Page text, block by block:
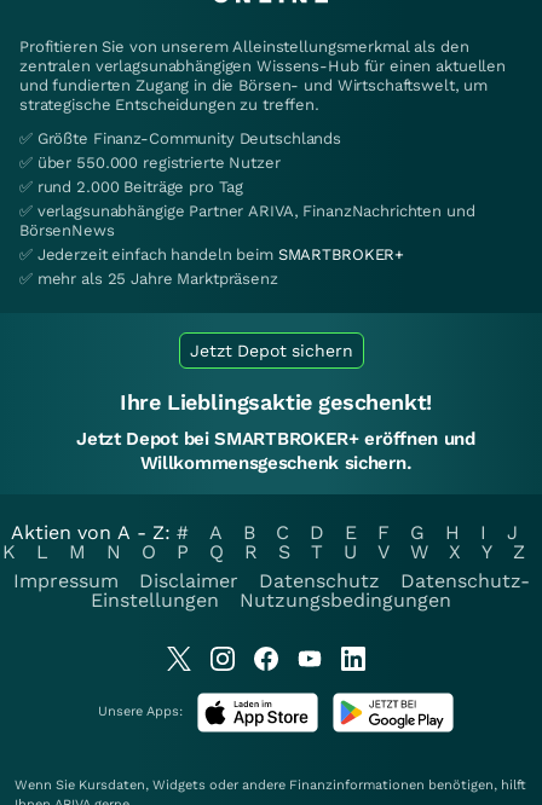
Profitieren Sie von unserem Alleinstellungsmerkmal als den
zentralen verlagsunabhängigen Wissens-Hub für einen aktuellen
und fundierten Zugang in die Börsen- und Wirtschaftswelt, um
strategische Entscheidungen zu treffen.
✅ Größte Finanz-Community Deutschlands
✅ über 550.000 registrierte Nutzer
✅ rund 2.000 Beiträge pro Tag
✅ verlagsunabhängige Partner ARIVA, FinanzNachrichten und
BörsenNews
✅ Jederzeit einfach handeln beim SMARTBROKER+
✅ mehr als 25 Jahre Marktpräsenz
Jetzt Depot sichern
Ihre Lieblingsaktie geschenkt!
Jetzt Depot bei SMARTBROKER+ eröffnen und
Willkommensgeschenk sichern.
Aktien von A - Z: # A B C D E F G H I
J
K
L M N O P Q R S T U V W X Y
Z
Impressum
Disclaimer Datenschutz
Datenschutz-
Einstellungen
Nutzungsbedingungen
Unsere Apps:
Wenn Sie Kursdaten, Widgets oder andere Finanzinformationen benötigen, hilft